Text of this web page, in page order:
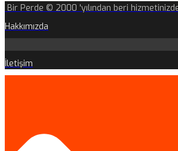
Bir Perde © 2000 'yılından beri
Hakkımızda
İletişim